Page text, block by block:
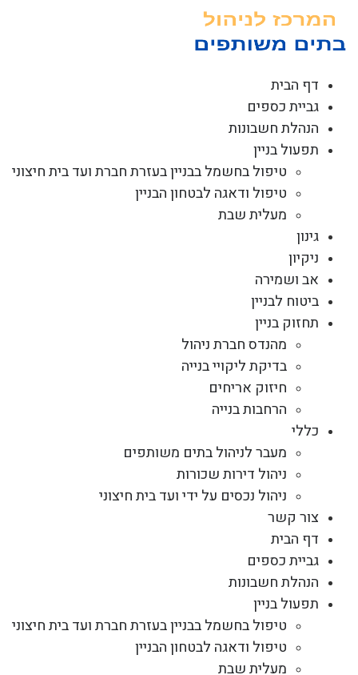
דף הבית
גביית כספים
הנהלת חשבונות
תפעול בניין
טיפול בחשמל בבניין בעזרת חברת ועד בית חיצוני
טיפול ודאגה לבטחון הבניין
מעלית שבת
גינון
ניקיון
אב ושמירה
ביטוח לבניין
תחזוק בניין
מהנדס חברת ניהול
בדיקת ליקויי בנייה
חיזוק אריחים
הרחבות בנייה
כללי
מעבר לניהול בתים משותפים
ניהול דירות שכורות
ניהול נכסים על ידי ועד בית חיצוני
צור קשר
דף הבית
גביית כספים
הנהלת חשבונות
תפעול בניין
טיפול בחשמל בבניין בעזרת חברת ועד בית חיצוני
טיפול ודאגה לבטחון הבניין
מעלית שבת